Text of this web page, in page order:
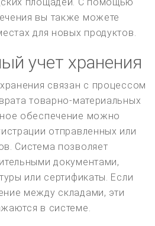
вы также можете
для новых продуктов.
учет хранения
связан с процессом
товарно-материальных
обеспечение можно
отправленных или
Система позволяет
документами,
или сертификаты. Если
между складами, эти
в системе.